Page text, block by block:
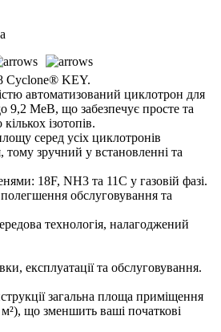
Cyclone® KEY.
автоматизований циклотрон для
9,2 МеВ, що забезпечує просте та
ізотопів.
серед усіх циклотронів
зручний у встановленні та
18F, NH3 та 11C у газовій фазі.
обслуговування та
технологія, налагоджений
експлуатації та обслуговування.
загальна площа приміщення
що зменшить ваші початкові